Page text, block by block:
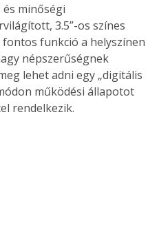
minőségi
3.5”-os színes
funkció a helyszínen
népszerűségnek
lehet adni egy „digitális
működési állapotot
rendelkezik.